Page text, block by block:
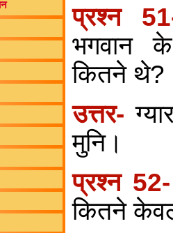
प्रश्न
भगवान
कितने थे?
उत्तर-
मुनि।
प्रश्न
कितने